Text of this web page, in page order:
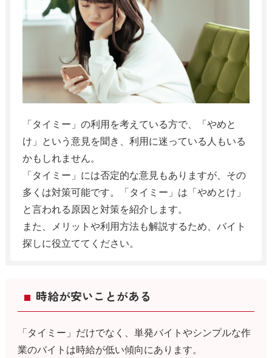
「タイミー」の利用を考えている方で、「やめと
け」という意見を聞き、利用に迷っている人もいる
かもしれません。
「タイミー」には否定的な意見もありますが、その
多くは対策可能です。「タイミー」は「やめとけ」
と言われる原因と対策を紹介します。
また、メリットや利用方法も解説するため、バイト
探しに役立ててください。
時給が安いことがある
「タイミー」だけでなく、単発バイトやシンプルな作
業のバイトは時給が低い傾向にあります。